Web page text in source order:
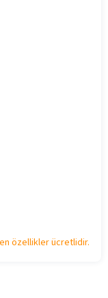
özellikler ücretlidir.